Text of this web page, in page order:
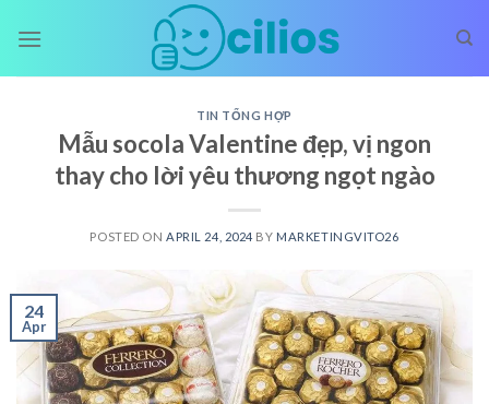
TIN TỔNG HỢP
Mẫu socola Valentine đẹp, vị ngon
thay cho lời yêu thương ngọt ngào
POSTED ON APRIL 24, 2024 BY MARKETINGVITO26
24
Apr